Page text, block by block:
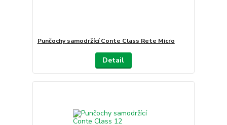
Punčochy samodržící Conte Class Rete Micro
Detail